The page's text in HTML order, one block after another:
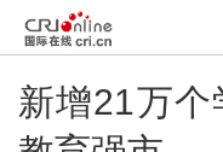
新增21万个